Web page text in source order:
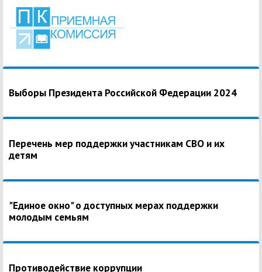
Выборы Президента Российской Федерации 2024
Перечень мер поддержки участникам СВО и их
детям
"Единое окно" о доступных мерах поддержки
молодым семьям
Противодействие коррупции